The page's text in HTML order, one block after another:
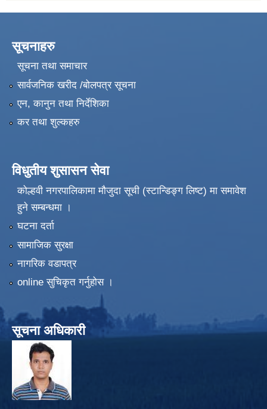
सूचनाहरु
सूचना तथा समाचार
सार्वजनिक खरीद /बोलपत्र सूचना
एन, कानुन तथा निर्देशिका
कर तथा शुल्कहरु
विधुतीय शुसासन सेवा
कोल्हवी नगरपालिकामा मौजुदा सूची (स्टान्डिङ्ग लिष्ट) मा समावेश
हुने सम्बन्धमा ।
घटना दर्ता
सामाजिक सुरक्षा
नागरिक वडापत्र
online सुचिकृत गर्नुहोस ।
सूचना अधिकारी